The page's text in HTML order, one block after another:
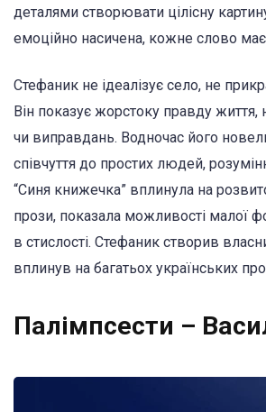
деталями створювати цілісну
емоційно насичена, кожне слово має
Стефаник не ідеалізує село, не
Він показує жорстоку правду
чи виправдань. Водночас його
співчуття до простих людей,
“Синя книжечка” вплинула на
прози, показала можливості малої
в стислості. Стефаник створив
вплинув на багатьох українських
Палімпсести –